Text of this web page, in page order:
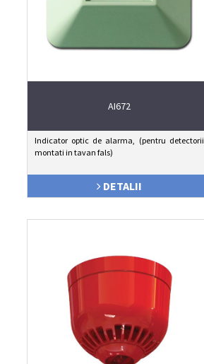
AI672
Indicator optic de alarma, (pentru detectorii
montati in tavan fals)
DETALII